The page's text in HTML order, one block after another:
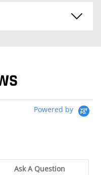
Powered by
Ask A Question